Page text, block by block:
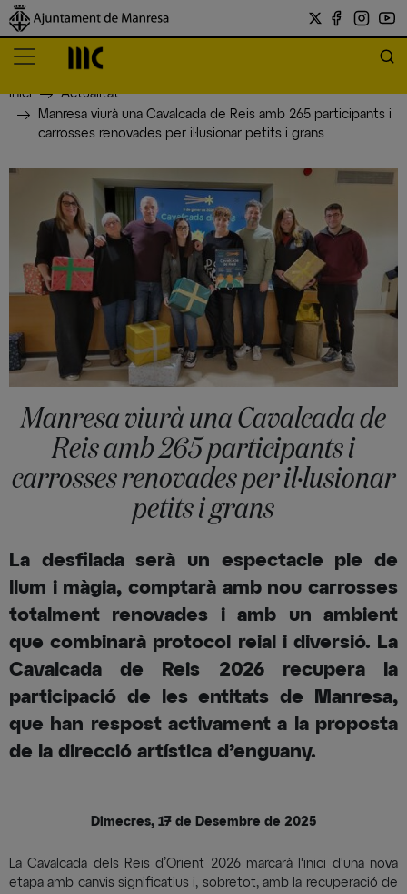
Inici
Actualitat
Manresa viurà una Cavalcada de Reis amb 265 participants i
carrosses renovades per il·lusionar petits i grans
Manresa viurà una Cavalcada de
Reis amb 265 participants i
carrosses renovades per il·lusionar
petits i grans
La desfilada serà un espectacle ple de
llum i màgia, comptarà amb nou carrosses
totalment renovades i amb un ambient
que combinarà protocol reial i diversió. La
Cavalcada de Reis 2026 recupera la
participació de les entitats de Manresa,
que han respost activament a la proposta
de la direcció artística d’enguany.
Dimecres, 17 de Desembre de 2025
La Cavalcada dels Reis d’Orient 2026 marcarà l'inici d'una nova
etapa amb canvis significatius i, sobretot, amb la recuperació de